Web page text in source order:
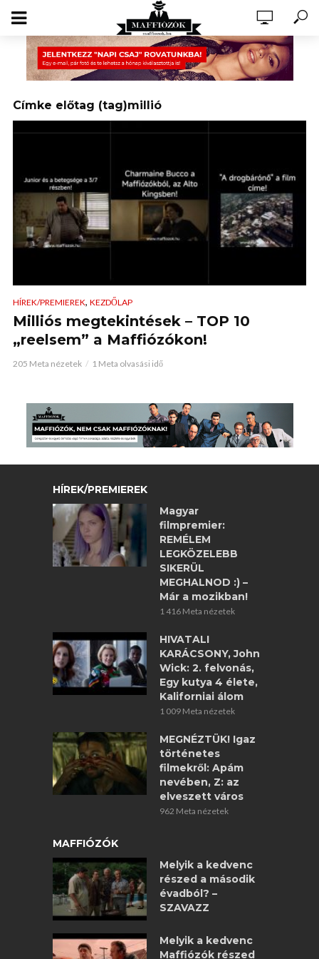
Címke előtag (tag)millió
HÍREK/PREMIEREK, KEZDŐLAP
Milliós megtekintések – TOP 10
„reelsem” a Maffiózókon!
205 Meta nézetek 1 Meta olvasási idő
HÍREK/PREMIEREK
Magyar
filmpremier:
REMÉLEM
LEGKÖZELEBB
SIKERÜL
MEGHALNOD :) –
Már a mozikban!
1 416 Meta nézetek
HIVATALI
KARÁCSONY, John
Wick: 2. felvonás,
Egy kutya 4 élete,
Kaliforniai álom
1 009 Meta nézetek
MEGNÉZTÜK! Igaz
történetes
filmekről: Apám
nevében, Z: az
elveszett város
962 Meta nézetek
MAFFIÓZÓK
Melyik a kedvenc
részed a második
évadból? –
SZAVAZZ
Melyik a kedvenc
Maffiózók részed